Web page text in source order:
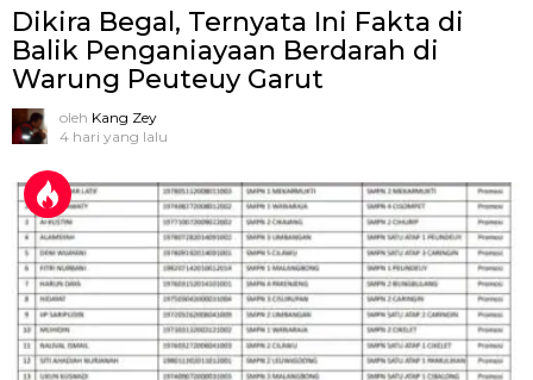
Dikira Begal, Ternyata Ini Fakta di
Balik Penganiayaan Berdarah di
Warung Peuteuy Garut
oleh Kang Zey
4 hari yang lalu